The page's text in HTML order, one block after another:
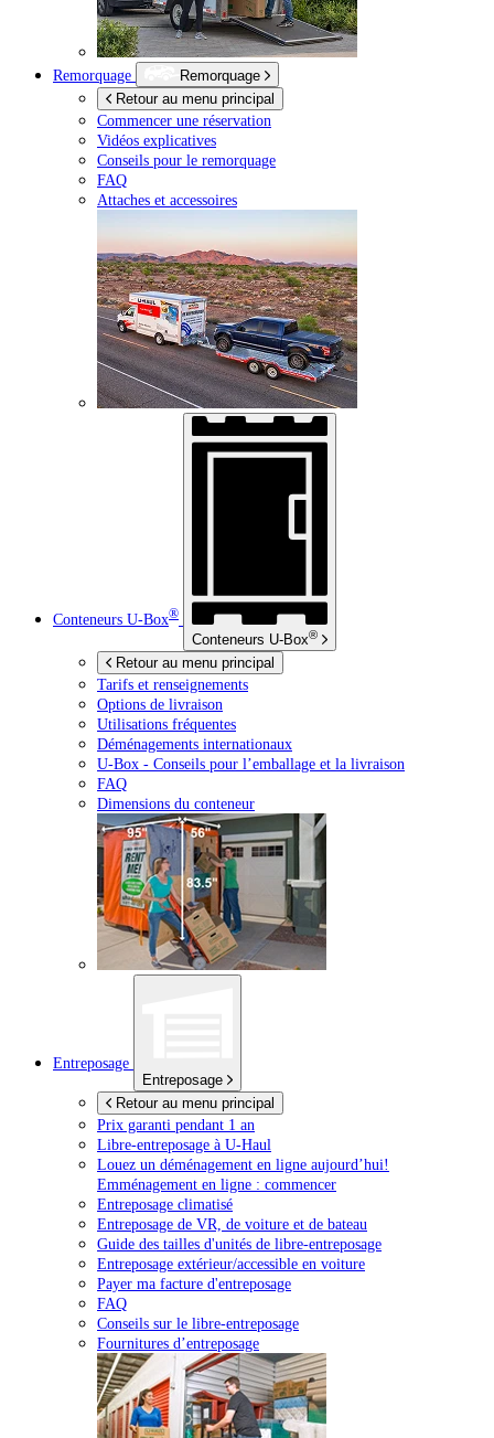
Remorquage
Remorquage
Retour au menu principal
Commencer une réservation
Vidéos explicatives
Conseils pour le remorquage
FAQ
Attaches et accessoires
Conteneurs U-Box®
Conteneurs U-Box®
Retour au menu principal
Tarifs et renseignements
Options de livraison
Utilisations fréquentes
Déménagements internationaux
U-Box - Conseils pour l’emballage et la livraison
FAQ
Dimensions du conteneur
Entreposage
Entreposage
Retour au menu principal
Prix garanti pendant 1 an
Libre-entreposage à U-Haul
Louez un déménagement en ligne aujourd’hui!
Emménagement en ligne : commencer
Entreposage climatisé
Entreposage de VR, de voiture et de bateau
Guide des tailles d'unités de libre-entreposage
Entreposage extérieur/accessible en voiture
Payer ma facture d'entreposage
FAQ
Conseils sur le libre-entreposage
Fournitures d’entreposage